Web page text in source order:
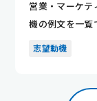
営業・マーケテ
機の例文を一覧
ない人でも、...
志望動機